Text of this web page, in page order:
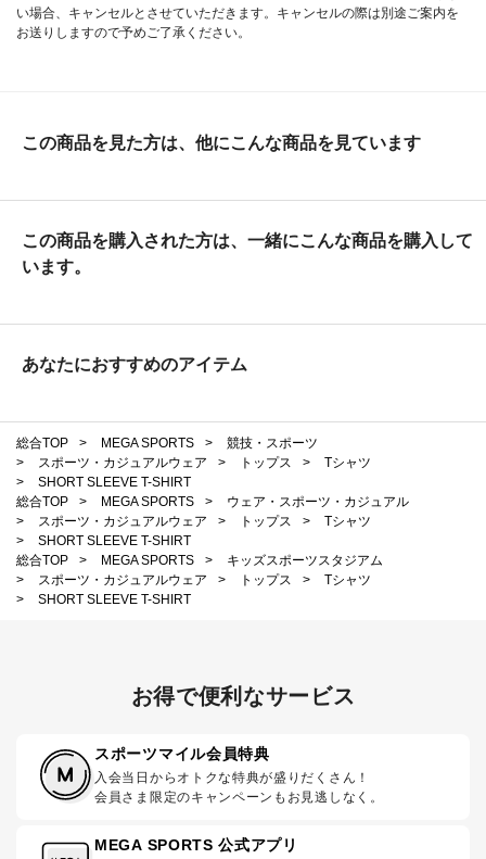
い場合、キャンセルとさせていただきます。キャンセルの際は別途ご案内を
お送りしますので予めご了承ください。
この商品を見た方は、他にこんな商品を見ています
この商品を購入された方は、一緒にこんな商品を購入して
います。
あなたにおすすめのアイテム
総合TOP > MEGA SPORTS >
競技・スポーツ
>
スポーツ・カジュアルウェア > トップス >
Tシャツ
>
SHORT SLEEVE T-SHIRT
総合TOP
> MEGA SPORTS >
ウェア・スポーツ・カジュアル
>
スポーツ・カジュアルウェア > トップス >
Tシャツ
>
SHORT SLEEVE T-SHIRT
総合TOP
> MEGA SPORTS >
キッズスポーツスタジアム
>
スポーツ・カジュアルウェア > トップス >
Tシャツ
>
SHORT SLEEVE T-SHIRT
お得で便利なサービス
スポーツマイル会員特典
入会当日からオトクな特典が盛りだくさん！
会員さま限定のキャンペーンもお見逃しなく。
MEGA SPORTS 公式アプリ